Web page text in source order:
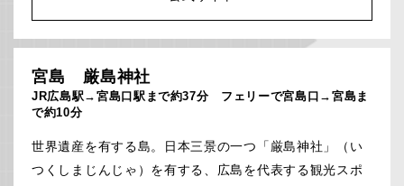
宮島 厳島神社
JR広島駅→宮島口駅まで約37分 フェリーで宮島口→宮島ま
で約10分
世界遺産を有する島。日本三景の一つ「厳島神社」（い
つくしまじんじゃ）を有する、広島を代表する観光スポ